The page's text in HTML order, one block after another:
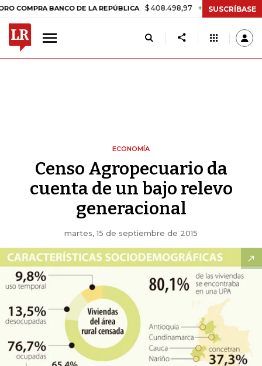
BANCO DE LA REPÚBLICA $ 408.498,97 +$ 8.753,81 +2,19%
SUSCRÍBASE
ECONOMÍA
Censo Agropecuario da
cuenta de un bajo relevo
generacional
martes, 15 de septiembre de 2015